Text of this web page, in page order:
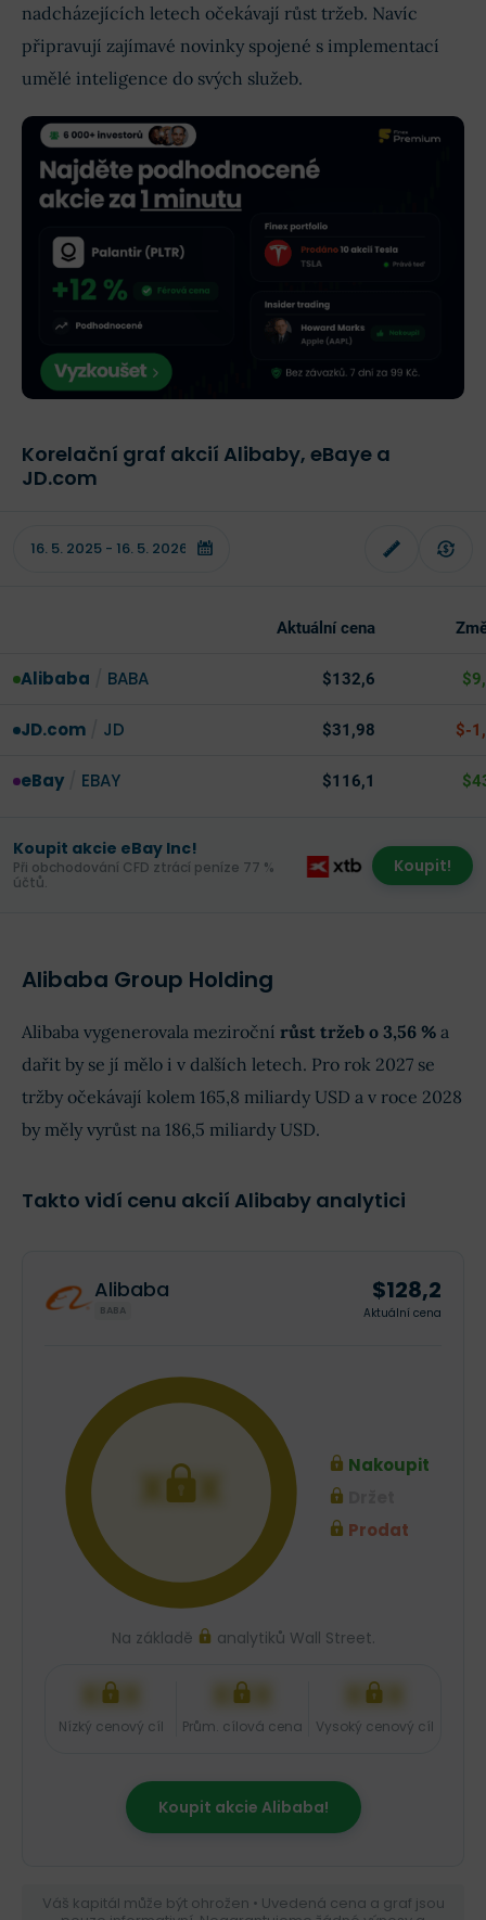
nadcházejících letech očekávají růst tržeb. Navíc
připravují zajímavé novinky spojené s implementací
umělé inteligence do svých služeb.
Korelační graf akcií Alibaby, eBaye a
JD.com
Aktuální cena
Alibaba BABA $132,6
JD.com JD $31,98 $-
eBay EBAY $116,1
Koupit akcie eBay Inc!
Při obchodování CFD ztrácí peníze 77 %
účtů.
Koupit!
Alibaba Group Holding
Alibaba vygenerovala meziroční růst tržeb o 3,56 % a
dařit by se jí mělo i v dalších letech. Pro rok 2027 se
tržby očekávají kolem 165,8 miliardy USD a v roce 2028
by měly vyrůst na 186,5 miliardy USD.
Takto vidí cenu akcií Alibaby analytici
Alibaba
BABA
$128,2
Aktuální cena
XXX
Nakoupit
Prodat
Na základě analytiků Wall Street.
XXX
Nízký cenový cíl
XXX
Prům. cílová cena
XXX
Vysoký cenový cíl
Koupit akcie Alibaba!
Váš kapitál může být ohrožen • Uvedená cena a graf jsou